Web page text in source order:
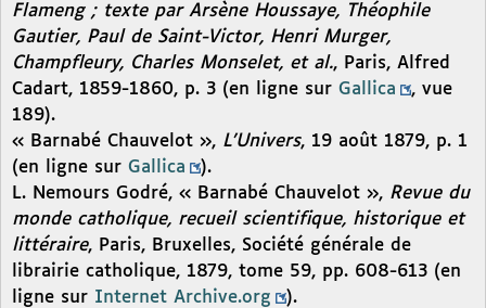
Flameng ; texte par Arsène Houssaye, Théophile
Gautier, Paul de Saint-Victor, Henri Murger,
Champfleury, Charles Monselet, et al., Paris, Alfred
Cadart, 1859-1860, p. 3 (en ligne sur Gallica
, vue
189).
« Barnabé Chauvelot », L’Univers, 19 août 1879, p. 1
(en ligne sur Gallica
).
L. Nemours Godré, « Barnabé Chauvelot », Revue du
monde catholique, recueil scientifique, historique et
littéraire, Paris, Bruxelles, Société générale de
librairie catholique, 1879, tome 59, pp. 608-613 (en
ligne sur Internet Archive.org
).